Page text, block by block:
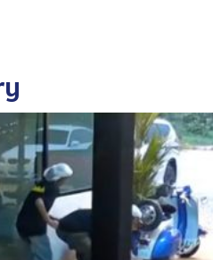
นำผู้ป่วยส่งโรงพยาบาลได้อย่าง
วิตของลูกค้าและบุคคลทั่วไป ตั้ง
มพยาบาลเบื้องต้น เพื่อเตรียมช่ว